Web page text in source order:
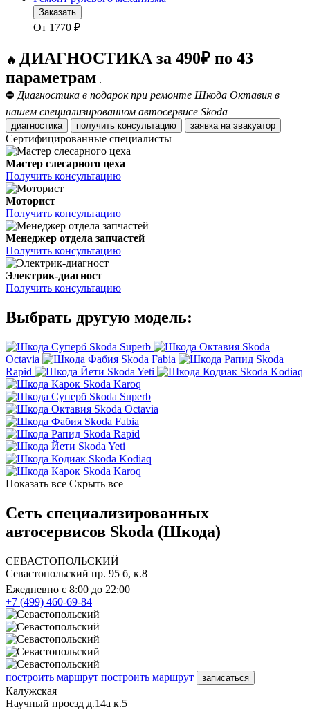
Заказать
От 1770 ₽
🔥 ДИАГНОСТИКА за 490₽ по 43
параметрам .
⛔ Диагностика в подарок при ремонте Шкода Октавия в
нашем специализированном автосервисе Skoda
диагностика получить консультацию заявка на эвакуатор
Сертифицированные специалисты
Мастер слесарного цеха
Получить консультацию
Моторист
Получить консультацию
Менеджер отдела запчастей
Получить консультацию
Электрик-диагност
Получить консультацию
Выбрать другую модель:
Skoda Superb
Skoda
Octavia
Skoda Fabia
Skoda
Rapid
Skoda Yeti
Skoda Kodiaq
Skoda Karoq
Skoda Superb
Skoda Octavia
Skoda Fabia
Skoda Rapid
Skoda Yeti
Skoda Kodiaq
Skoda Karoq
Показать все Скрыть все
Сеть специализированных
автосервисов Skoda (Шкода)
СЕВАСТОПОЛЬСКИЙ
Севастопольский пр. 95 б, к.8
Ежедневно с 8:00 до 22:00
+7 (499) 460-69-84
построить маршрут построить маршрут записаться
Калужская
Научный проезд д.14а к.5